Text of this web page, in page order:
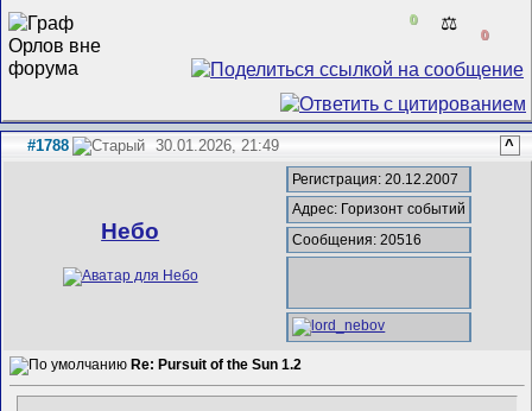
0 ⚖️
0
#1788 30.01.2026, 21:49 ^
Небо
Регистрация: 20.12.2007
Адрес: Горизонт событий
Сообщения: 20516
Re: Pursuit of the Sun 1.2